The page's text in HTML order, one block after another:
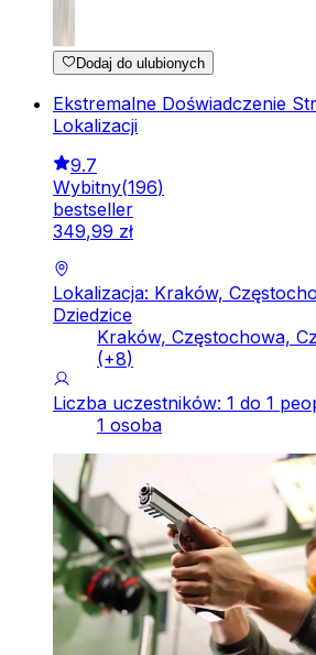
Dodaj do ulubionych
Ekstremalne Doświadczenie
Lokalizacji
9.7
Wybitny(196)
bestseller
349,99 zł
Lokalizacja: Kraków,
Dziedzice
Kraków, Częstochowa,
(+8)
Liczba uczestników: 1 do 1
1 osoba